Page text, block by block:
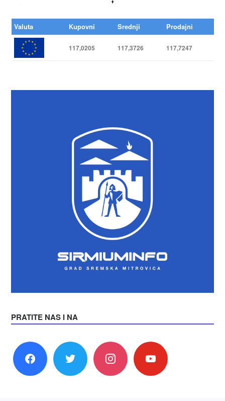
Valuta Kupovni Srednji Prodajni
117,0205 117,3726 117,7247
PRATITE NAS I NA
facebook twitter instagram youtube